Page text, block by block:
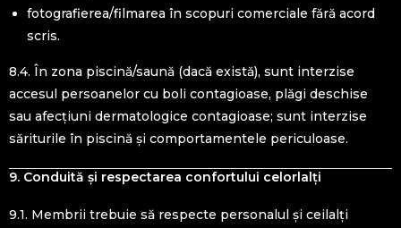
fotografierea/filmarea în scopuri comerciale fără acord
scris.
8.4. În zona piscină/saună (dacă există), sunt interzise
accesul persoanelor cu boli contagioase, plăgi deschise
sau afecțiuni dermatologice contagioase; sunt interzise
săriturile în piscină și comportamentele periculoase.
9. Conduită și respectarea confortului celorlalți
9.1. Membrii trebuie să respecte personalul și ceilalți